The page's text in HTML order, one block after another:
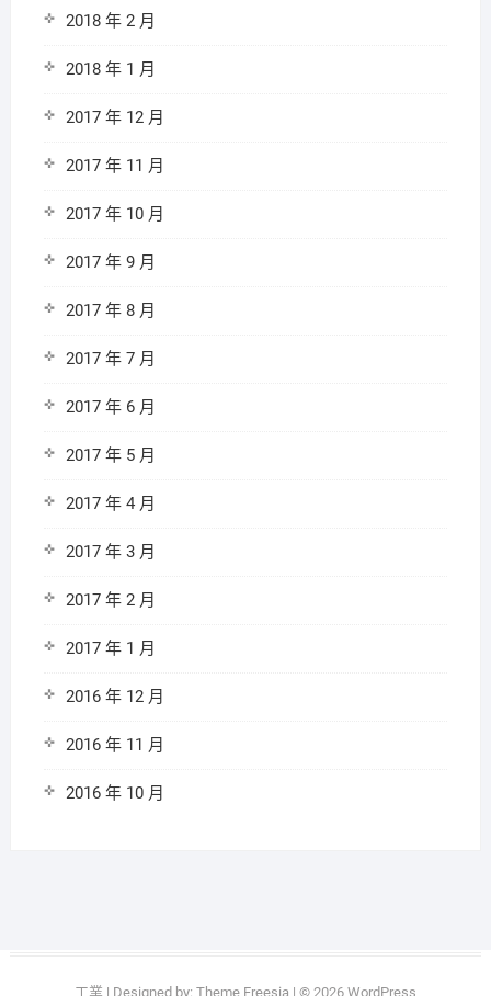
2018 年 2 月
2018 年 1 月
2017 年 12 月
2017 年 11 月
2017 年 10 月
2017 年 9 月
2017 年 8 月
2017 年 7 月
2017 年 6 月
2017 年 5 月
2017 年 4 月
2017 年 3 月
2017 年 2 月
2017 年 1 月
2016 年 12 月
2016 年 11 月
2016 年 10 月
工業 | Designed by: Theme Freesia | © 2026 WordPress